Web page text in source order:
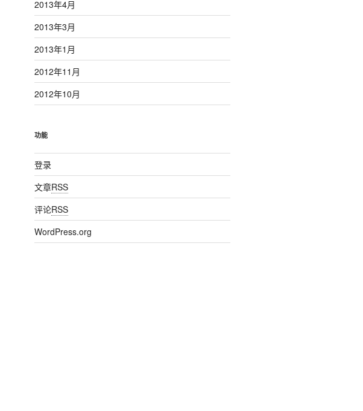
2013年4月
2013年3月
2013年1月
2012年11月
2012年10月
功能
登录
文章RSS
评论RSS
WordPress.org